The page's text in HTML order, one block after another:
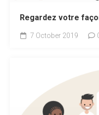
Regardez votre
7 October 2019